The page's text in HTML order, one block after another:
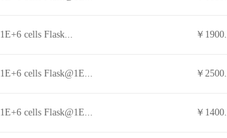
1E+6 cells Flask... ￥
1E+6 cells Flask@1E... ￥
1E+6 cells Flask@1E... ￥